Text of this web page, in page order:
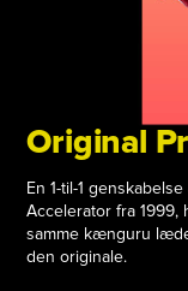
Original
En 1-til-1
Accelerator fra 1999,
samme kænguru
den originale.